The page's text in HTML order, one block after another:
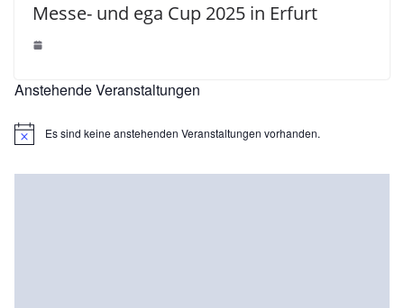
Messe- und ega Cup 2025 in Erfurt
Anstehende Veranstaltungen
H
Es sind keine anstehenden Veranstaltungen vorhanden.